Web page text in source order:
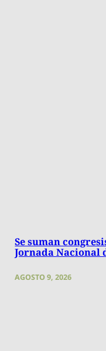
Se suman
Jornada Nacional
AGOSTO 9, 2026